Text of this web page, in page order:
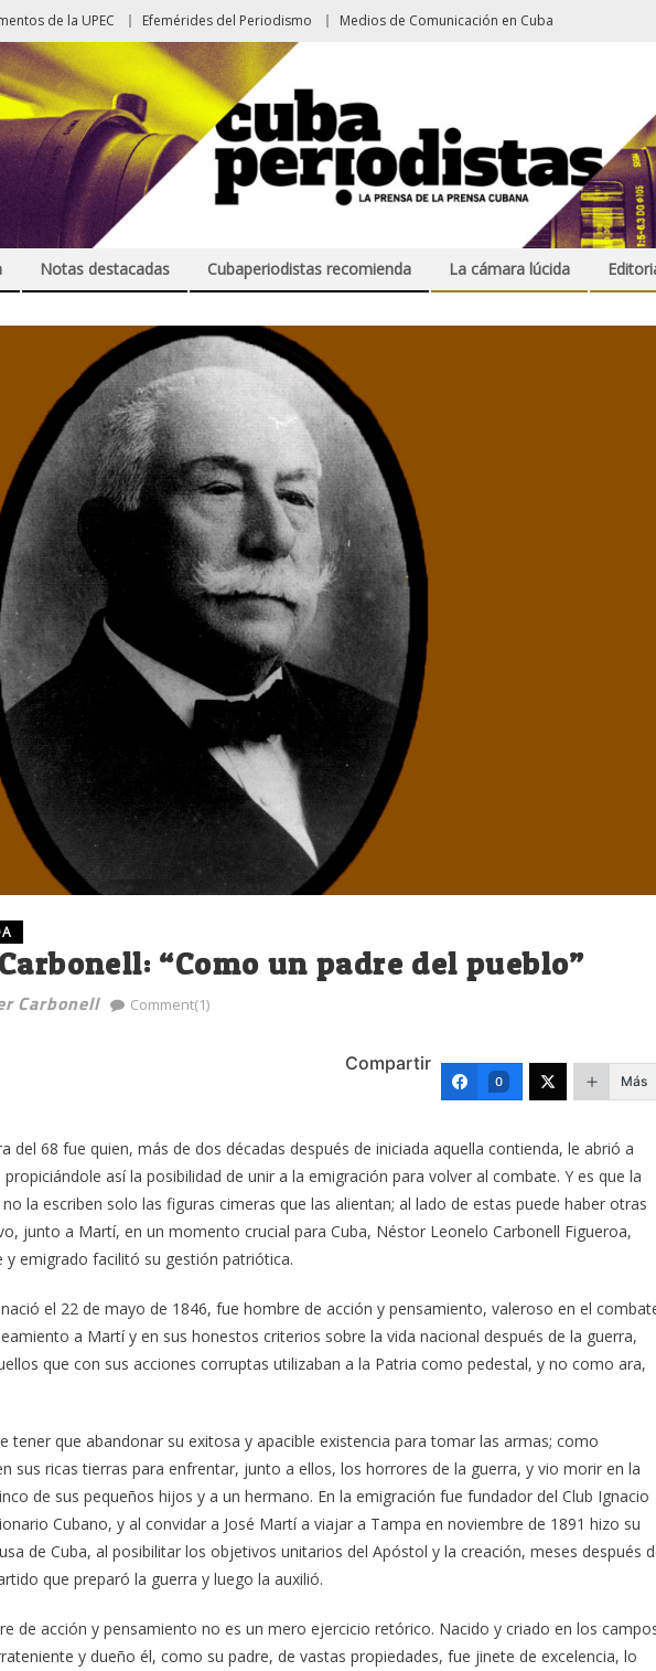
de la UPEC Efemérides del Periodismo Medios de Comunicación en Cuba
Notas destacadas Cubaperiodistas recomienda La cámara lúcida
“Como un padre del pueblo”
Carbonell Comment(1)
Compartir
0 Más
del 68 fue quien, más de dos décadas después de iniciada aquella contienda, le abrió a
así la posibilidad de unir a la emigración para volver al combate. Y es que la
la escriben solo las figuras cimeras que las alientan; al lado de estas puede haber otras
junto a Martí, en un momento crucial para Cuba, Néstor Leonelo Carbonell Figueroa,
emigrado facilitó su gestión patriótica.
el 22 de mayo de 1846, fue hombre de acción y pensamiento, valeroso en el
a Martí y en sus honestos criterios sobre la vida nacional después de la guerra,
que con sus acciones corruptas utilizaban a la Patria como pedestal, y no como ara,
tener que abandonar su exitosa y apacible existencia para tomar las armas; como
sus ricas tierras para enfrentar, junto a ellos, los horrores de la guerra, y vio morir en la
de sus pequeños hijos y a un hermano. En la emigración fue fundador del Club Ignacio
Cubano, y al convidar a José Martí a viajar a Tampa en noviembre de 1891 hizo su
de Cuba, al posibilitar los objetivos unitarios del Apóstol y la creación, meses después
que preparó la guerra y luego la auxilió.
de acción y pensamiento no es un mero ejercicio retórico. Nacido y criado en los
y dueño él, como su padre, de vastas propiedades, fue jinete de excelencia, lo